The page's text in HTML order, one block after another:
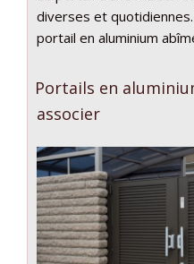
diverses et
portail en aluminium
Portails en
associer